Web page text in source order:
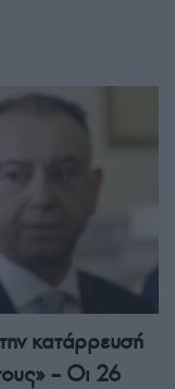
κατάρρευσή
– Οι 26